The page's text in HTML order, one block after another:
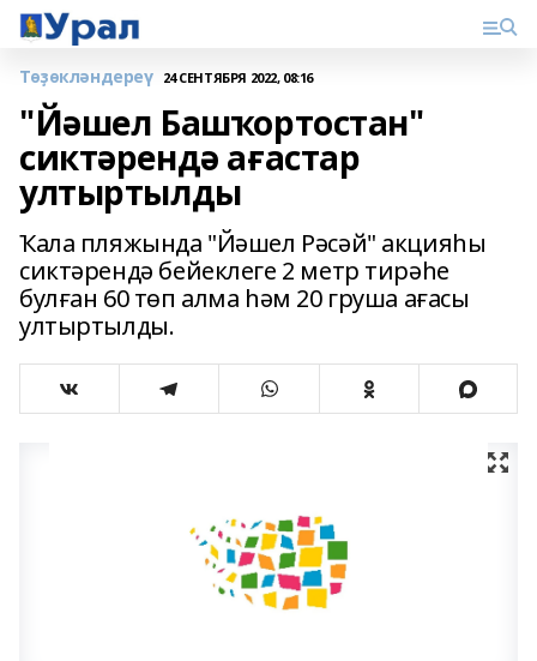
Төҙөкләндереү 24 СЕНТЯБРЯ 2022, 08:16
"Йәшел Башҡортостан"
сиктәрендә ағастар
ултыртылды
Ҡала пляжында "Йәшел Рәсәй" акцияһы
сиктәрендә бейеклеге 2 метр тирәһе
булған 60 төп алма һәм 20 груша ағасы
ултыртылды.